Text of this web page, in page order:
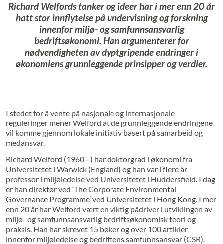
Richard Welfords tanker og ideer har i mer enn 20 år
hatt stor innflytelse på undervisning og forskning
innenfor miljø- og samfunnsansvarlig
bedriftsøkonomi. Han argumenterer for
nødvendigheten av dyptgripende endringer i
økonomiens grunnleggende prinsipper og verdier.
I stedet for å vente på nasjonale og internasjonale
reguleringer mener Welford at de grunnleggende endringene
vil komme gjennom lokale initiativ basert på samarbeid og
medansvar.
Richard Welford (1960– ) har doktorgrad i økonomi fra
Universitetet i Warwick (England) og han var i flere år
professor i miljøledelse ved Universitetet i Huddersfield. I dag
er han direktør ved ‘The Corporate Environmental
Governance Programme’ ved Universitetet i Hong Kong. I mer
enn 20 år har Welford vært en viktig pådriver i utviklingen av
miljø- og samfunnsansvarlig bedriftsøkonomisk teori og
praksis. Han har skrevet 15 bøker og over 100 artikler
innenfor miljøledelse og bedriftens samfunnsansvar (CSR).